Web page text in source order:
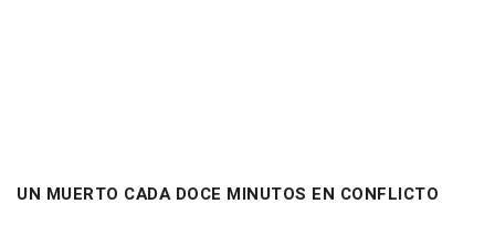
UN MUERTO CADA DOCE MINUTOS EN CONFLICTO